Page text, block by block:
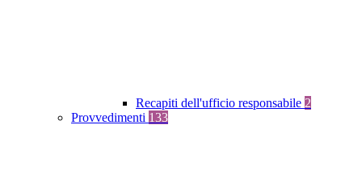
Recapiti dell'ufficio responsabile 2
Provvedimenti 133